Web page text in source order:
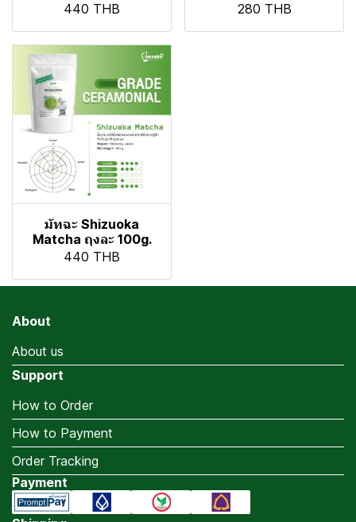
440 THB
280 THB
มัทฉะ Shizuoka
Matcha ถุงละ 100g.
440 THB
About
About us
Support
How to Order
How to Payment
Order Tracking
Payment